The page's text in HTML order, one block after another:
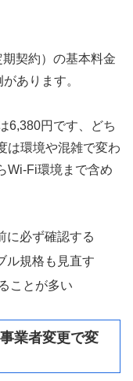
契約）の基本料金
あります。
6,380円です、どち
は環境や混雑で変わ
Wi-Fi環境まで含め
に必ず確認する
ル規格も見直す
ことが多い
業者変更で変